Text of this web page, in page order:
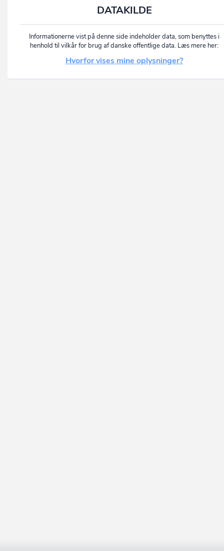
DATAKILDE
Informationerne vist på denne side indeholder data, som benyttes i
henhold til vilkår for brug af danske offentlige data. Læs mere her:
Hvorfor vises mine oplysninger?